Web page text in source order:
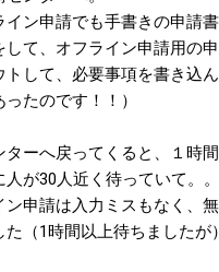
イン申請でも手書きの申請
して、オフライン申請用の
トして、必要事項を書き込
たのです！！）
ターへ戻ってくると、１時
人が30人近く待っていて。。
ン申請は入力ミスもなく、
た（1時間以上待ちましたが